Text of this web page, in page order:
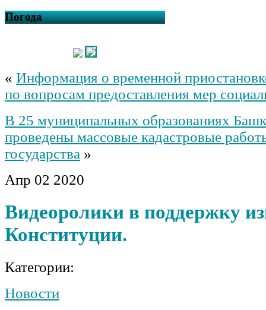
Погода
« Информация о временной
по вопросам предоставления мер
В 25 муниципальных образованиях
проведены массовые кадастровые
государства »
Апр 02 2020
Видеоролики в поддержку
Конституции.
Категории:
Новости